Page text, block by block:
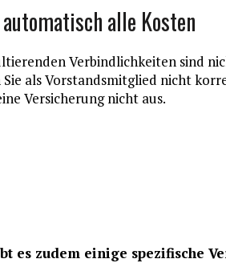
alle Kosten
Verbindlichkeiten sind
als Vorstandsmitglied nicht
Versicherung nicht aus.
es zudem einige spezifische